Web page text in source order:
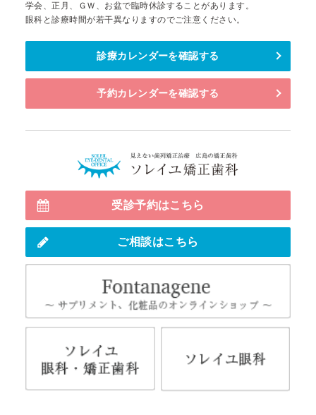
学会、正月、ＧＷ、お盆で臨時休診することがあります。
眼科と診療時間が若干異なりますのでご注意ください。
診療カレンダーを確認する
予約カレンダーを確認する
受診予約はこちら
ご相談はこちら